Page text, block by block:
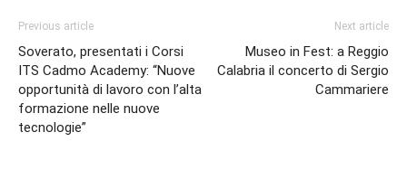
Previous article
Soverato, presentati i Corsi
ITS Cadmo Academy: “Nuove
opportunità di lavoro con l’alta
formazione nelle nuove
tecnologie”
Next article
Museo in Fest: a Reggio
Calabria il concerto di Sergio
Cammariere